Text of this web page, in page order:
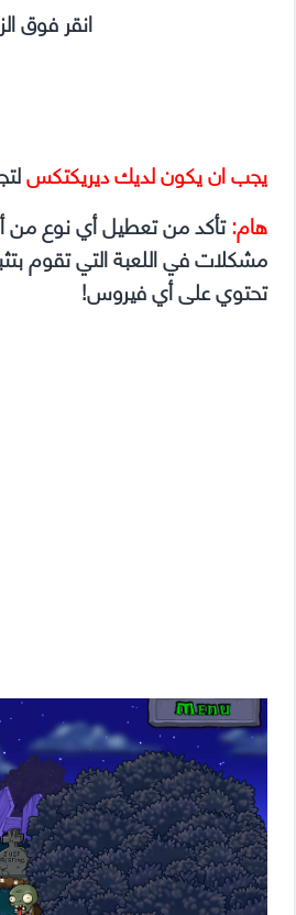
انقر فوق
يجب ان يكون لديك ديريكتكس
هام:تأكد من تعطيل أي نوع من
تحتوي على أي فيروس!